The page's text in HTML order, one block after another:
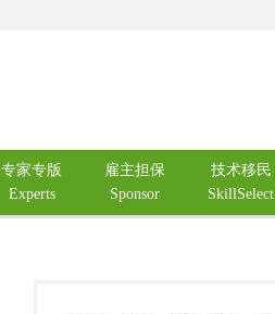
专家专版
Experts
雇主担保
Sponsor
技术移民
SkillSelect